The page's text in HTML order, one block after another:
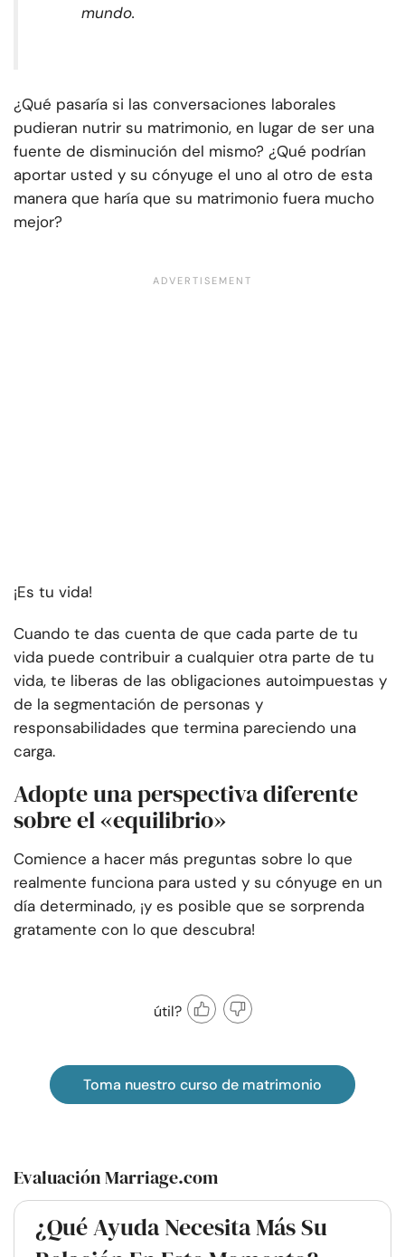
mundo.
¿Qué pasaría si las conversaciones laborales
pudieran nutrir su matrimonio, en lugar de ser una
fuente de disminución del mismo? ¿Qué podrían
aportar usted y su cónyuge el uno al otro de esta
manera que haría que su matrimonio fuera mucho
mejor?
¡Es tu vida!
Cuando te das cuenta de que cada parte de tu
vida puede contribuir a cualquier otra parte de tu
vida, te liberas de las obligaciones autoimpuestas y
de la segmentación de personas y
responsabilidades que termina pareciendo una
carga.
Adopte una perspectiva diferente
sobre el «equilibrio»
Comience a hacer más preguntas sobre lo que
realmente funciona para usted y su cónyuge en un
día determinado, ¡y es posible que se sorprenda
gratamente con lo que descubra!
útil?
Toma nuestro curso de matrimonio
Evaluación Marriage.com
¿Qué Ayuda Necesita Más Su